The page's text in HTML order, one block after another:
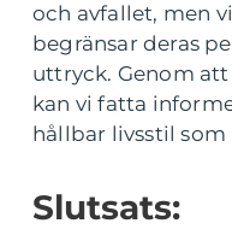
och avfallet, men
begränsar deras
uttryck. Genom
kan vi fatta
hållbar livsstil som
Slutsats: